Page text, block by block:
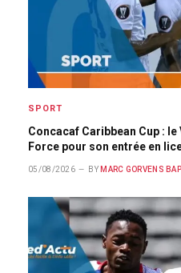
SPORT
Concacaf Caribbean Cup :
Force pour son entrée en
05/08/2026 BY MARC GORVENS